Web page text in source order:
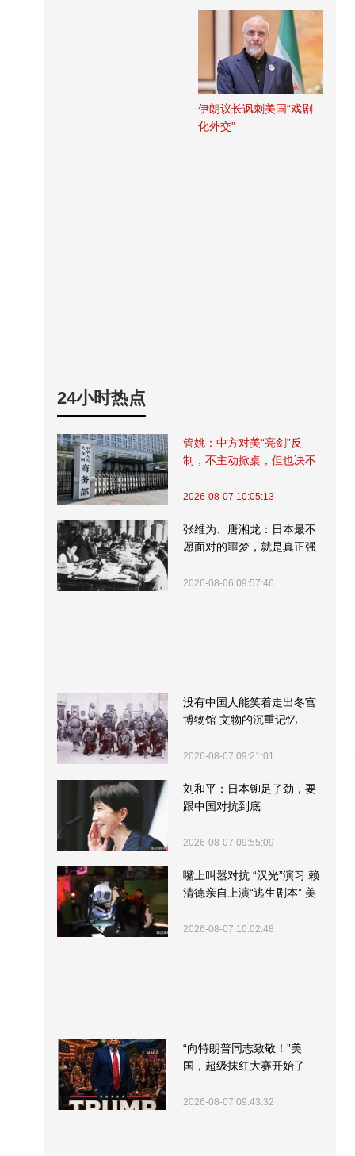
伊朗议长讽刺美国“戏剧
化外交”
24小时热点
管姚：中方对美“亮剑”反
制，不主动掀桌，但也决不
2026-08-07 10:05:13
张维为、唐湘龙：日本最不
愿面对的噩梦，就是真正强
2026-08-06 09:57:46
没有中国人能笑着走出冬宫
博物馆 文物的沉重记忆
2026-08-07 09:21:01
刘和平：日本铆足了劲，要
跟中国对抗到底
2026-08-07 09:55:09
嘴上叫嚣对抗 “汉光”演习 赖
清德亲自上演“逃生剧本” 美
2026-08-07 10:02:48
“向特朗普同志致敬！”美
国，超级抹红大赛开始了
2026-08-07 09:43:32